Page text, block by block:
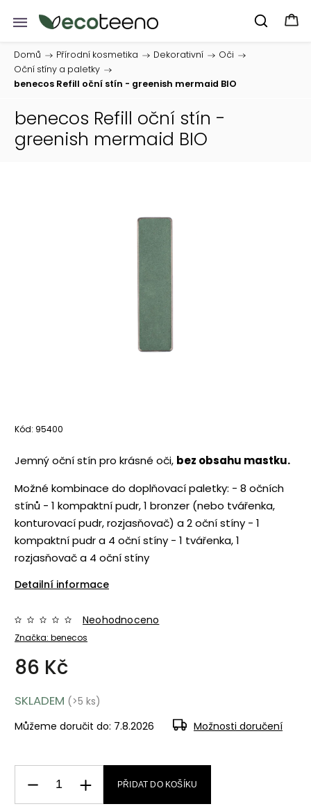
Domů / Přírodní kosmetika / Dekorativní / Oči /
Oční stíny a paletky /
benecos Refill oční stín - greenish mermaid BIO
benecos Refill oční stín -
greenish mermaid BIO
Kód: 95400
Jemný oční stín pro krásné oči, bez obsahu mastku.
Možné kombinace do doplňovací paletky: - 8 očních
stínů - 1 kompaktní pudr, 1 bronzer (nebo tvářenka,
konturovací pudr, rozjasňovač) a 2 oční stíny - 1
kompaktní pudr a 4 oční stíny - 1 tvářenka, 1
rozjasňovač a 4 oční stíny
Detailní informace
Značka: benecos
Neohodnoceno
86 Kč
SKLADEM (>5 ks)
Můžeme doručit do: 7.8.2026 Možnosti doručení
PŘIDAT DO KOŠÍKU